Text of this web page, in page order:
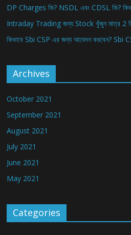
DP Charges কি? NSDL এবং CDSL কি?
Intraday Trading জন্য Stock খুঁজুন মাত্র 2
কিভাবে Sbi CSP এর জন্য আবেদন করবেন?
Archives
October 2021
September 2021
August 2021
July 2021
June 2021
May 2021
Categories